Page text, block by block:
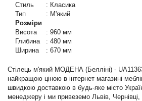
Стиль
: Класика
Тип
: М'який
Розміри
Висота
: 960 мм
Глибина
: 480 мм
Ширина
: 670 мм
Стілець м'який МОДЕНА (Белліні) - UA11363
найкращою ціною в інтернет магазині
швидкою доставкою в будь-яке місто
менеджеру і ми привеземо Львів, Чернівці,